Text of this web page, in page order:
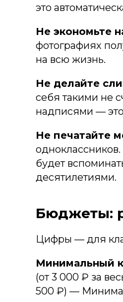
это
Не экономьте
фотографиях
на всю жизнь.
Не делайте
себя такими не
надписями — это
Не печатайте
будет
десятилетиями.
Бюджеты:
Цифры — для
Минимальный
(от 3 000 ₽ за
500 ₽) —